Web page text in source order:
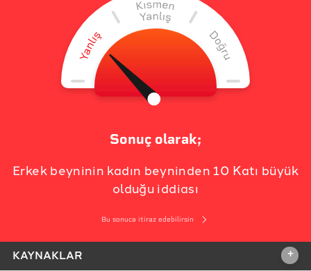
Sonuç olarak;
Erkek beyninin kadın beyninden 10 Katı büyük
olduğu iddiası
Bu sonuca itiraz edebilirsin
KAYNAKLAR +